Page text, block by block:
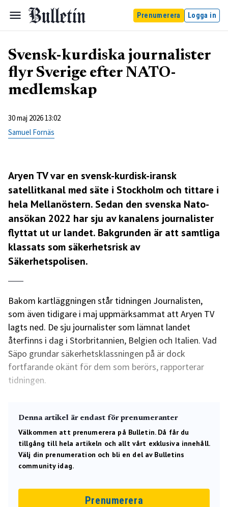
Prenumerera Logga in
Svensk-kurdiska journalister
flyr Sverige efter NATO-
medlemskap
30 maj 2026 13:02
Samuel Fornäs
Aryen TV var en svensk-kurdisk-iransk
satellitkanal med säte i Stockholm och tittare i
hela Mellanöstern. Sedan den svenska Nato-
ansökan 2022 har sju av kanalens journalister
flyttat ut ur landet. Bakgrunden är att samtliga
klassats som säkerhetsrisk av
Säkerhetspolisen.
Bakom kartläggningen står tidningen Journalisten,
som även tidigare i maj uppmärksammat att Aryen TV
lagts ned. De sju journalister som lämnat landet
återfinns i dag i Storbritannien, Belgien och Italien. Vad
Säpo grundar säkerhetsklassningen på är dock
fortfarande okänt för dem som berörs, rapporterar
tidningen.
Denna artikel är endast för prenumeranter
Välkommen att prenumerera på Bulletin. Då får du
tillgång till hela artikeln och allt vårt exklusiva innehåll.
Välj din prenumeration och bli en del av Bulletins
community idag.
Prenumerera